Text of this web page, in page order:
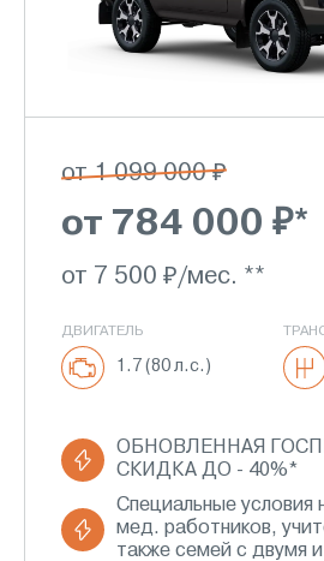
от 1 099 000 ₽
от 784 000 ₽*
от 7 500 ₽/мес. **
ДВИГАТЕЛЬ
1.7 (80 л.с.)
ОБНОВЛЕННАЯ
СКИДКА ДО - 40%*
Специальные условия
мед. работников,
также семей с двумя